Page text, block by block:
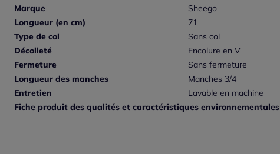
Marque
Sheego
Longueur (en cm)
71
Type de col
Sans col
Décolleté
Encolure en V
Fermeture
Sans fermeture
Longueur des manches
Manches 3/4
Entretien
Lavable en machine
Fiche produit des qualités et caractéristiques environnementales